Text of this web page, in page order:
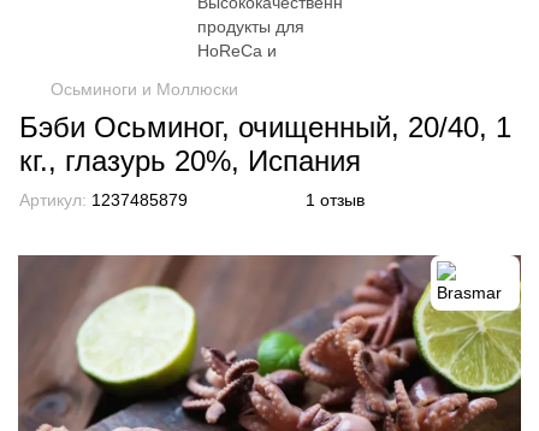
Осьминоги и Моллюски
Бэби Осьминог, очищенный, 20/40, 1
кг., глазурь 20%, Испания
Артикул: 1237485879 1 отзыв